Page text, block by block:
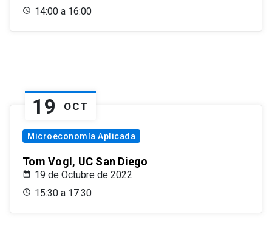
14:00 a 16:00
19 OCT
Microeconomía Aplicada
Tom Vogl, UC San Diego
19 de Octubre de 2022
15:30 a 17:30